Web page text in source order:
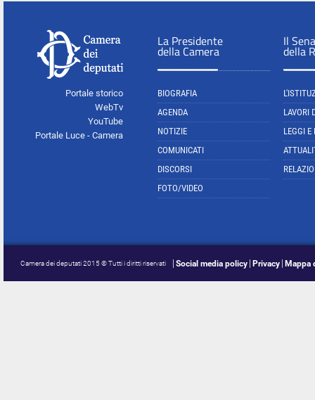
Portale storico
WebTv
YouTube
Portale Luce - Camera
La Presidente
della Camera
BIOGRAFIA
AGENDA
NOTIZIE
COMUNICATI
DISCORSI
FOTO/VIDEO
Il
della
LAVORI
LEGGI E
Camera dei deputati 2015 © Tutti i diritti riservati Social media policy Privacy Mappa